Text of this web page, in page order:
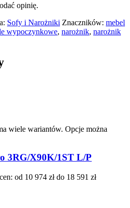
opinię.
Sofy i Narożniki Znaczników: mebel
wypoczynkowe, narożnik, narożnik
wiele wariantów. Opcje można
3RG/X90K/1ST L/P
od 10 974 zł do 18 591 zł